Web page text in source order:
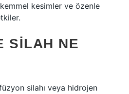
kesimler ve özenle
SILAH NE
silahı veya hidrojen